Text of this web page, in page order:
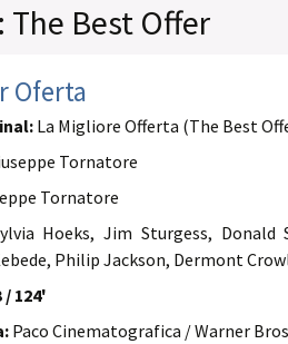
Best Offer
Oferta
La Migliore Offerta (The Best
Tornatore
Tornatore
Hoeks, Jim Sturgess, Donald
Philip Jackson, Dermont
/ 124'
Paco Cinematografica / Warner